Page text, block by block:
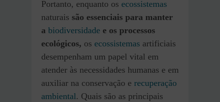
Portanto, enquanto os ecossistemas
naturais são essenciais para manter
a biodiversidade e os processos
ecológicos, os ecossistemas artificiais
desempenham um papel vital em
atender às necessidades humanas e em
auxiliar na conservação e recuperação
ambiental. Quais são as principais